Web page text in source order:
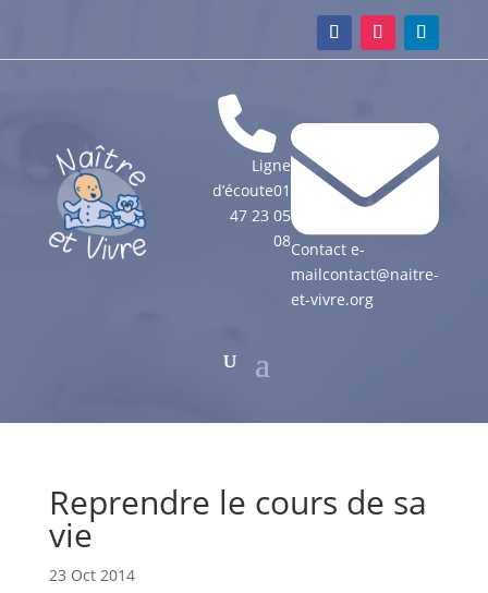
Ligne
d’écoute01
47 23 05
08Contact e-
mailcontact@naitre-
et-vivre.org
Reprendre le cours de sa
vie
23 Oct 2014